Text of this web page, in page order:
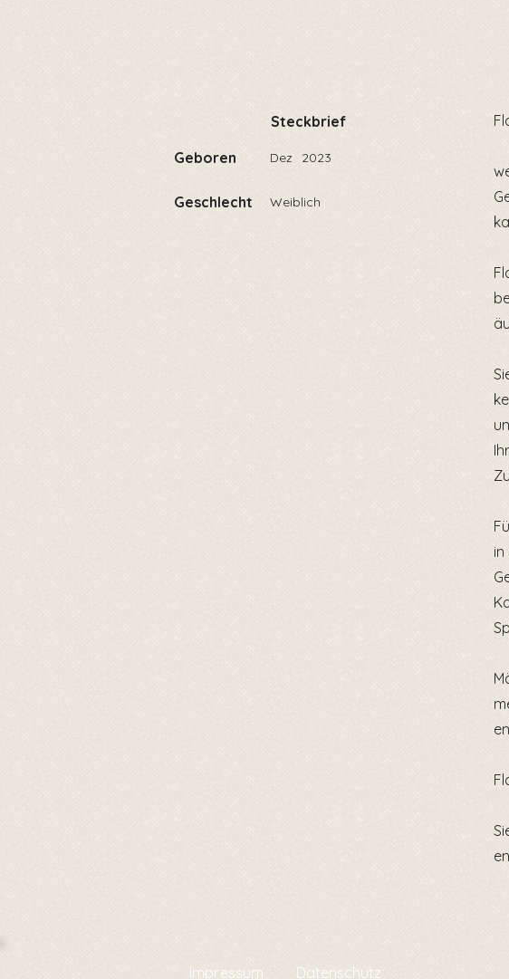
Steckbrief
Dez 2023
Geboren
Weiblich
Geschlecht
in
Impressum Datenschutz